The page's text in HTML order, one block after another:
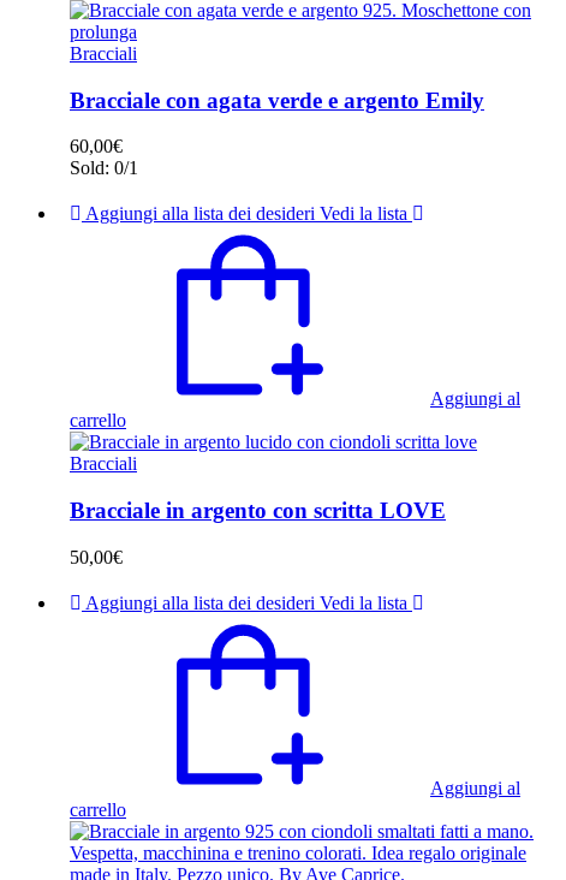
Bracciali
Bracciale con agata verde e argento Emily
60,00€
Sold: 0/1
Aggiungi alla lista dei desideri Vedi la lista
Aggiungi al
carrello
Bracciali
Bracciale in argento con scritta LOVE
50,00€
Aggiungi alla lista dei desideri Vedi la lista
Aggiungi al
carrello